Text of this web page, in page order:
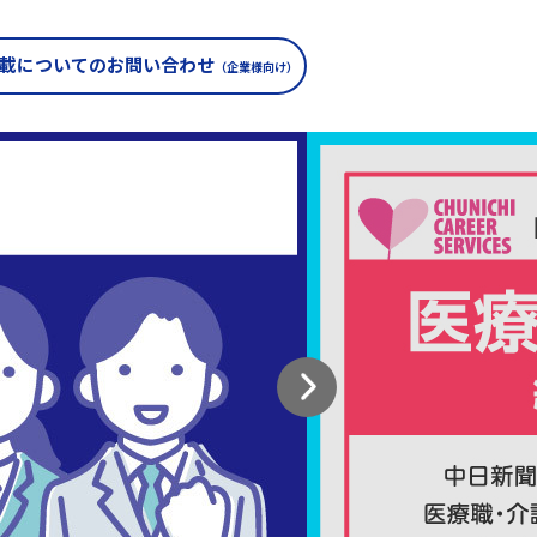
についてのお問い合わせ （企業様向け）